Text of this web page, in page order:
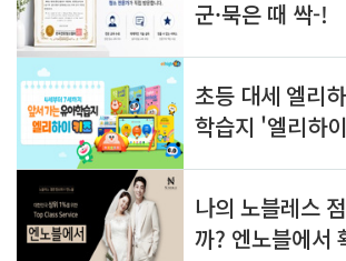
ABOUT
ME
알
아
두
면
쓸
LINK
ADMIN
admin
글
쓰
기